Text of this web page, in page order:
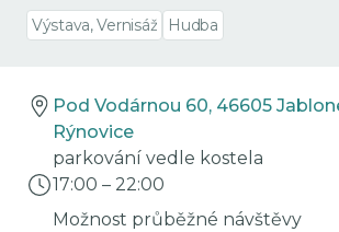
Výstava, Vernisáž Hudba
Pod Vodárnou 60, 46605
Rýnovice
parkování vedle kostela
17:00 – 22:00
Možnost průběžné návštěvy